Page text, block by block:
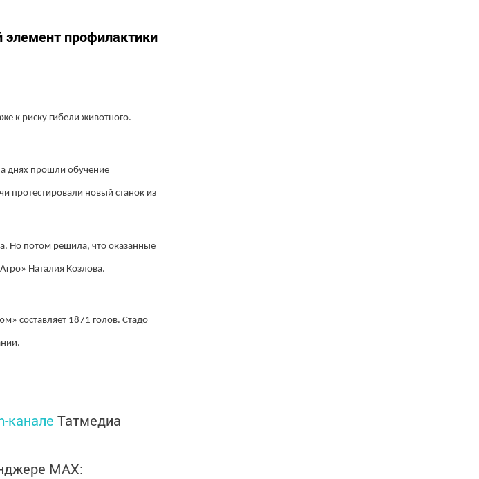
профилактики
к риску гибели животного.
днях прошли обучение
протестировали новый станок из
Но потом решила, что оказанные
Наталия Козлова.
составляет 1871 голов. Стадо
канале Татмедиа
MАХ: